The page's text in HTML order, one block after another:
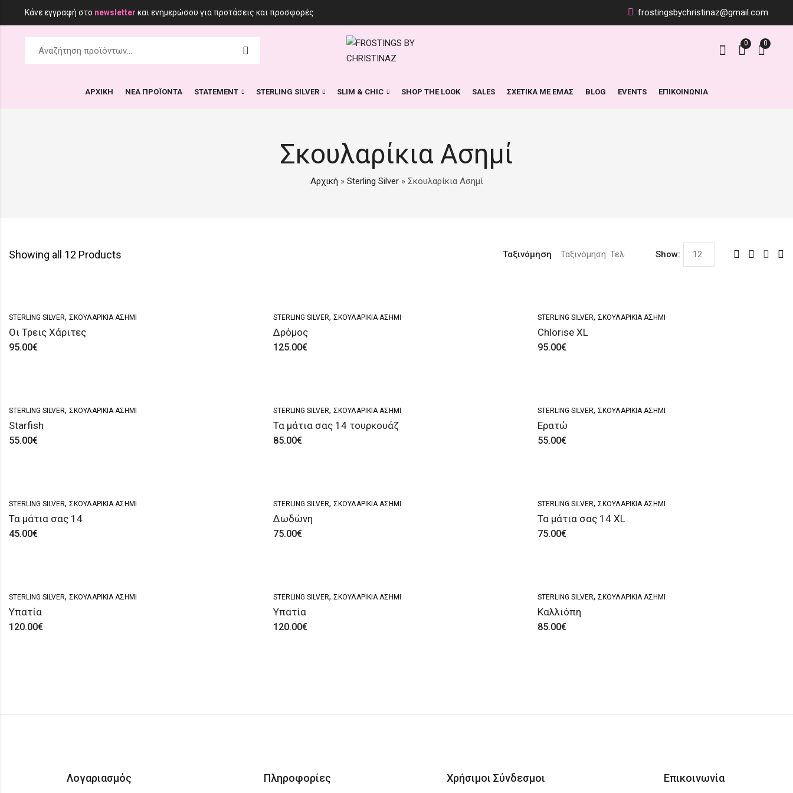
Κάνε εγγραφή στο newsletter και ενημερώσου για προτάσεις και προσφορές frostingsbychristinaz@gmail.com
0 0
ΑΡΧΙΚΗ ΝΕΑ ΠΡΟΪΟΝΤΑ STATEMENT STERLING SILVER SLIM & CHIC SHOP THE LOOK SALES ΣΧΕΤΙΚΑ ΜΕ ΕΜΑΣ BLOG EVENTS ΕΠΙΚΟΙΝΩΝΙΑ
Σκουλαρίκια Ασημί
Αρχική » Sterling Silver» Σκουλαρίκια Ασημί
Showing all 12 Products Ταξινόμηση Show:
STERLING SILVER, ΣΚΟΥΛΑΡΊΚΙΑ ΑΣΗΜΊ
Οι Τρεις Χάριτες
95.00€
STERLING SILVER, ΣΚΟΥΛΑΡΊΚΙΑ ΑΣΗΜΊ
Δρόμος
125.00€
STERLING SILVER, ΣΚΟΥΛΑΡΊΚΙΑ ΑΣΗΜΊ
Chlorise XL
95.00€
STERLING SILVER, ΣΚΟΥΛΑΡΊΚΙΑ ΑΣΗΜΊ
Starfish
55.00€
STERLING SILVER, ΣΚΟΥΛΑΡΊΚΙΑ ΑΣΗΜΊ
Τα μάτια σας 14 τουρκουάζ
85.00€
STERLING SILVER, ΣΚΟΥΛΑΡΊΚΙΑ ΑΣΗΜΊ
Ερατώ
55.00€
STERLING SILVER, ΣΚΟΥΛΑΡΊΚΙΑ ΑΣΗΜΊ
Τα μάτια σας 14
45.00€
STERLING SILVER, ΣΚΟΥΛΑΡΊΚΙΑ ΑΣΗΜΊ
Δωδώνη
75.00€
STERLING SILVER, ΣΚΟΥΛΑΡΊΚΙΑ ΑΣΗΜΊ
Τα μάτια σας 14 XL
75.00€
STERLING SILVER, ΣΚΟΥΛΑΡΊΚΙΑ ΑΣΗΜΊ
Υπατία
120.00€
STERLING SILVER, ΣΚΟΥΛΑΡΊΚΙΑ ΑΣΗΜΊ
Υπατία
120.00€
STERLING SILVER, ΣΚΟΥΛΑΡΊΚΙΑ ΑΣΗΜΊ
Καλλιόπη
85.00€
Λογαριασμός Πληροφορίες Χρήσιμοι Σύνδεσμοι Επικοινωνία